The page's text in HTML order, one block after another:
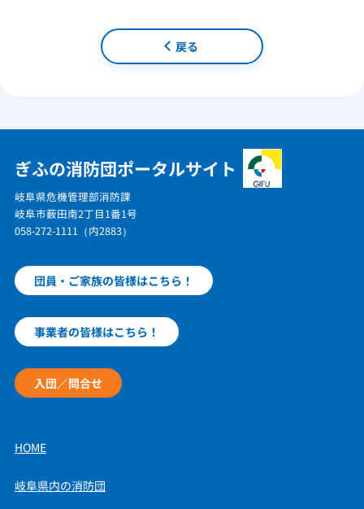
戻る
ぎふの消防団ポータルサイト
岐阜県危機管理部消防課
岐阜市薮田南2丁目1番1号
058-272-1111（内2883）
団員・ご家族の皆様はこちら！
事業者の皆様はこちら！
入団／問合せ
HOME
岐阜県内の消防団